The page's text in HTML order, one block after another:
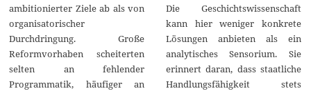
ambitionierter Ziele ab als von
organisatorischer
Durchdringung. Große
Reformvorhaben scheiterten
selten an fehlender
Programmatik, häufiger an
Die Geschichtswissenschaft
kann hier weniger konkrete
Lösungen anbieten als ein
analytisches Sensorium. Sie
erinnert daran, dass staatliche
Handlungsfähigkeit stets